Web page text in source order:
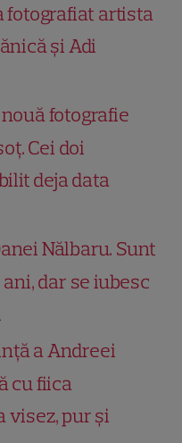
fotografiat artista
și Adi
fotografie
Cei doi
deja data
Nălbaru. Sunt
dar se iubesc
a Andreei
cu fiica
visez, pur și